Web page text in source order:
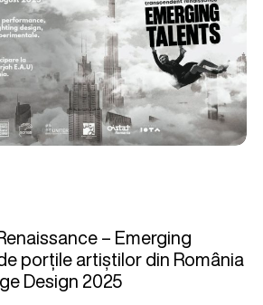
– Emerging
porțile artiștilor din România
Design 2025